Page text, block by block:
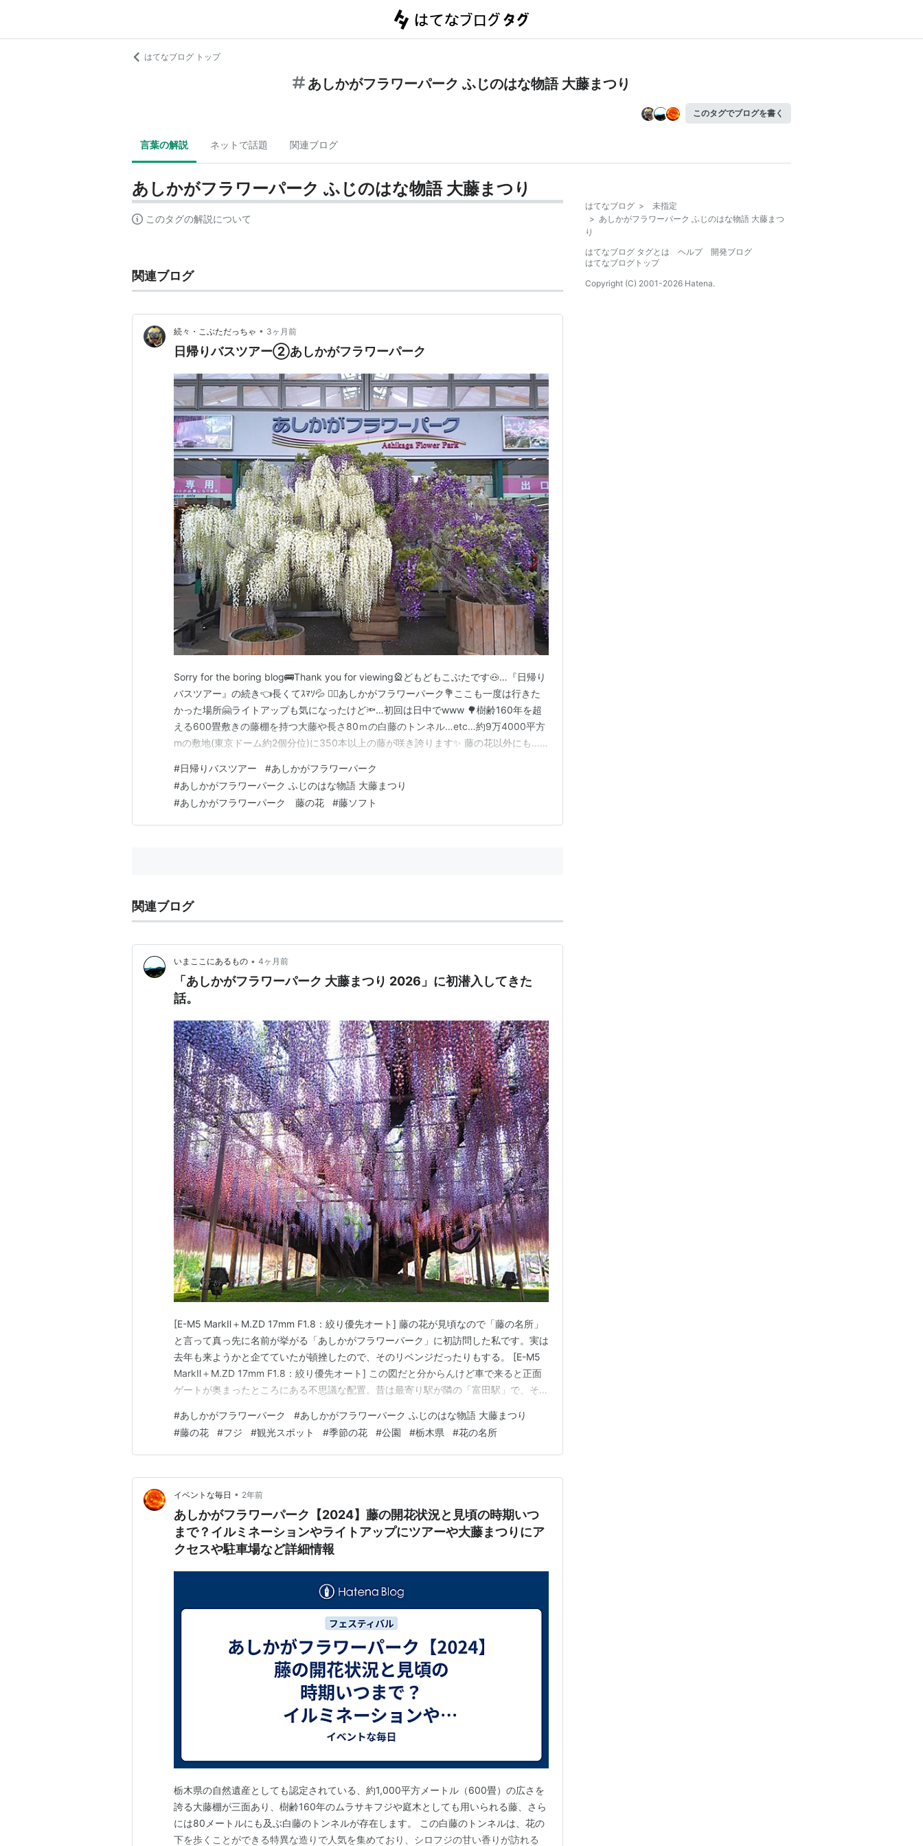
はてなブログ トップ
あしかがフラワーパーク ふじのはな物語 大藤まつり
このタグでブログを書く
言葉の解説 ネットで話題 関連ブログ
あしかがフラワーパーク ふじのはな物語 大藤まつり
このタグの解説について
関連ブログ
続々・こぶただっちゃ • 3ヶ月前
日帰りバスツアー②あしかがフラワーパーク
Sorry for the boring blog🚌Thank you for viewing🎡どもどもこぶたです🐽…『日帰り
バスツアー』の続き👈長くてｽﾏｿ💦 💁‍♀️あしかがフラワーパーク💐ここも一度は行きた
かった場所🤗ライトアップも気になったけど🔦…初回は日中でwww 🌳樹齢160年を超
える600畳敷きの藤棚を持つ大藤や長さ80ｍの白藤のトンネル…etc…約9万4000平方
mの敷地(東京ドーム約2個分位)に350本以上の藤が咲き誇ります✨ 藤の花以外にも…
は…うす紅→紫→白→黄色で約１ヶ月間楽しめる(らしい…
#日帰りバスツアー #あしかがフラワーパーク
#あしかがフラワーパーク ふじのはな物語 大藤まつり
#あしかがフラワーパーク 藤の花 #藤ソフト
関連ブログ
いまここにあるもの • 4ヶ月前
「あしかがフラワーパーク 大藤まつり 2026」に初潜入してきた
話。
[E-M5 MarkⅡ＋M.ZD 17mm F1.8：絞り優先オート] 藤の花が見頃なので「藤の名所」
と言って真っ先に名前が挙がる「あしかがフラワーパーク」に初訪問した私です。実は
去年も来ようかと企てていたが頓挫したので、そのリベンジだったりもする。 [E-M5
MarkⅡ＋M.ZD 17mm F1.8：絞り優先オート] この図だと分からんけど車で来ると正面
ゲートが奥まったところにある不思議な配置。昔は最寄り駅が隣の「富田駅」で、そっ
された今となっては西ゲート側の方が駐車場も広いし正面感が強い。 ちなみに広さは
体感で…
#あしかがフラワーパーク #あしかがフラワーパーク ふじのはな物語 大藤まつり
#藤の花 #フジ #観光スポット #季節の花 #公園 #栃木県 #花の名所
イベントな毎日 • 2年前
あしかがフラワーパーク【2024】藤の開花状況と見頃の時期いつ
まで？イルミネーションやライトアップにツアーや大藤まつりにア
クセスや駐車場など詳細情報
栃木県の自然遺産としても認定されている、約1,000平方メートル（600畳）の広さを
誇る大藤棚が三面あり、樹齢160年のムラサキフジや庭木としても用いられる藤、さら
には80メートルにも及ぶ白藤のトンネルが存在します。 この白藤のトンネルは、花の
下を歩くことができる特異な造りで人気を集めており、シロフジの甘い香りが訪れる
はてなブログ >
未指定
> あしかがフラワーパーク ふじのはな物語 大藤まつ
り
はてなブログ タグとは
ヘルプ
開発ブログ
はてなブログトップ
Copyright (C) 2001-2026 Hatena.